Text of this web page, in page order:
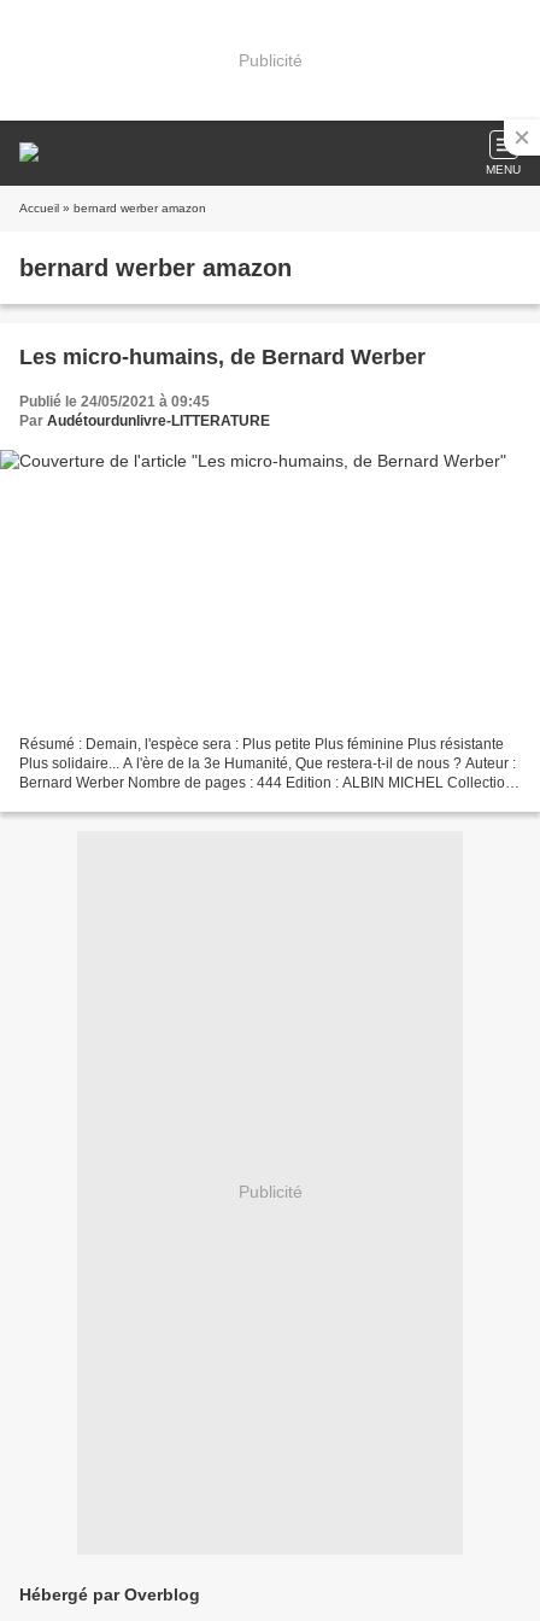
Publicité
MENU
Accueil » bernard werber amazon
bernard werber amazon
Les micro-humains, de Bernard Werber
Publié le 24/05/2021 à 09:45
Par Audétourdunlivre-LITTERATURE
Résumé : Demain, l'espèce sera : Plus petite Plus féminine Plus résistante
Plus solidaire... A l'ère de la 3e Humanité, Que restera-t-il de nous ? Auteur :
Bernard Werber Nombre de pages : 444 Edition : ALBIN MICHEL Collection :
Publicité
Hébergé par Overblog